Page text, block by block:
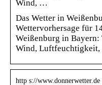
Wind, …
Das Wetter in
Wettervorhersage für
Weißenburg in Bayern:
Wind, Luftfeuchtigkeit,
http s://www.donnerwetter.de